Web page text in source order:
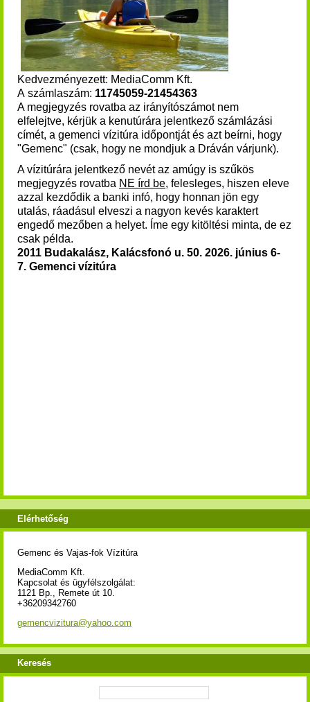
Kedvezményezett: MediaComm Kft.
A számlaszám: 11745059-21454363
A megjegyzés rovatba az irányítószámot nem
elfelejtve, kérjük a kenutúrára jelentkező számlázási
címét, a gemenci vízitúra időpontját és azt beírni, hogy
"Gemenc" (csak, hogy ne mondjuk a Dráván várjunk).
A vízitúrára jelentkező nevét az amúgy is szűkös
megjegyzés rovatba NE írd be, felesleges, hiszen eleve
azzal kezdődik a banki infó, hogy honnan jön egy
utalás, ráadásul elveszi a nagyon kevés karaktert
engedő mezőben a helyet. Íme egy kitöltési minta, de ez
csak példa.
2011 Budakalász, Kalácsfonó u. 50. 2026. június 6-
7. Gemenci vízitúra
Elérhetőség
Gemenc és Vajas-fok Vízitúra
MediaComm Kft.
Kapcsolat és ügyfélszolgálat:
1121 Bp., Remete út 10.
+36209342760
gemencvizitura@yahoo.com
Keresés